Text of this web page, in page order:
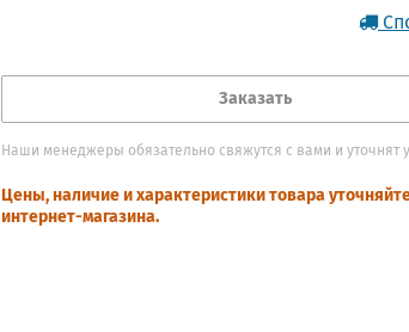
Заказать
Наши менеджеры обязательно свяжутся с вами и уточнят
Цены, наличие и характеристики товара
интернет-магазина.